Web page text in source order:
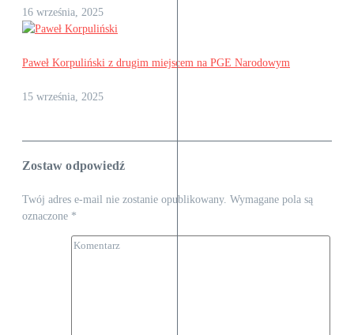
16 września, 2025
Paweł Korpuliński z drugim miejscem na PGE Narodowym
15 września, 2025
Zostaw odpowiedź
Twój adres e-mail nie zostanie opublikowany. Wymagane pola są
oznaczone *